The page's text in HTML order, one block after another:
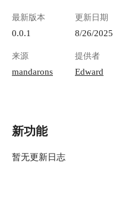
最新版本
0.0.1
更新日期
8/26/2025
来源
mandarons
提供者
Edward
新功能
暂无更新日志